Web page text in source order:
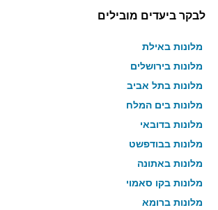
לבקר ביעדים מובילים
מלונות באילת
מלונות בירושלים
מלונות בתל אביב
מלונות בים המלח
מלונות בדובאי
מלונות בבודפשט
מלונות באתונה
מלונות בקו סאמוי
מלונות ברומא